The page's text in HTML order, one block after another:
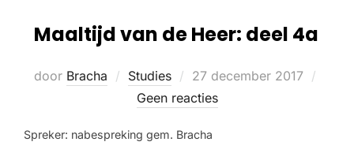
Maaltijd van de Heer: deel 4a
door Bracha Studies
27 december 2017
Geen reacties
Spreker: nabespreking gem. Bracha